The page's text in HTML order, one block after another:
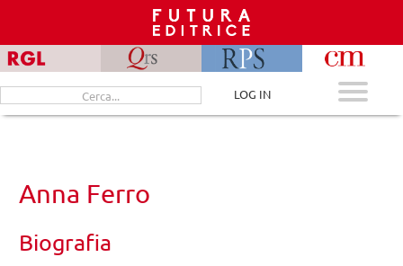
content
Cerca
per:
LOG IN
Anna Ferro
Biografia